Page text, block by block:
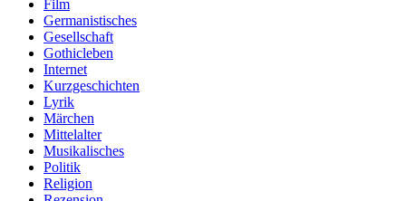
Film
Germanistisches
Gesellschaft
Gothicleben
Internet
Kurzgeschichten
Lyrik
Märchen
Mittelalter
Musikalisches
Politik
Religion